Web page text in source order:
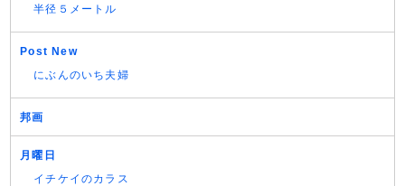
半径５メートル
Post New
にぶんのいち夫婦
邦画
月曜日
イチケイのカラス